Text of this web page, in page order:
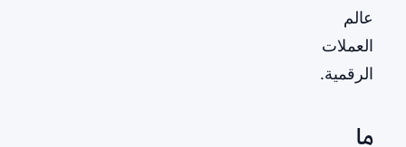
عالم
العملات
الرقمية.
ما